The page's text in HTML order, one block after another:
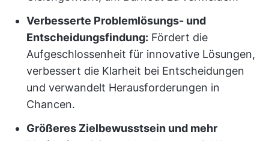
Verbesserte Problemlösungs- und
Entscheidungsfindung: Fördert die
Aufgeschlossenheit für innovative Lösungen,
verbessert die Klarheit bei Entscheidungen
und verwandelt Herausforderungen in
Chancen.
Größeres Zielbewusstsein und mehr